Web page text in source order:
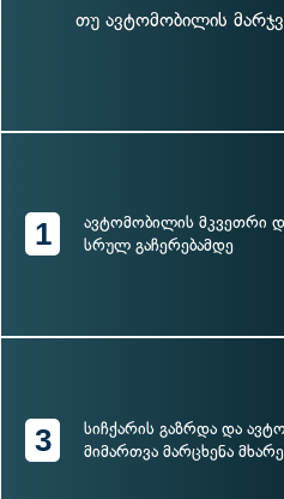
თუ ავტომობილის
1
ავტომობილის მკვეთრი
სრულ გაჩერებამდე
3
სიჩქარის გაზრდა და
მიმართვა მარცხენა